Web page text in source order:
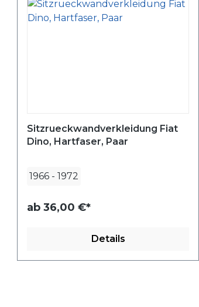
Sitzrueckwandverkleidung Fiat
Dino, Hartfaser, Paar
1966 - 1972
ab 36,00 €*
Details